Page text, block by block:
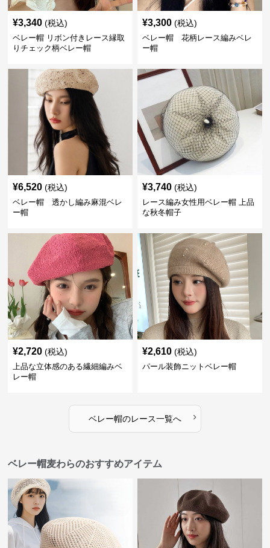
¥3,340 (税込)
ベレー帽 リボン付きレース縁取
りチェック柄ベレー帽
¥3,300 (税込)
ベレー帽 花柄レース編みベレ
ー帽
¥6,520 (税込)
ベレー帽 透かし編み麻混ベレ
ー帽
¥3,740 (税込)
レース編み女性用ベレー帽 上品
な秋冬帽子
¥2,720 (税込)
上品な立体感のある繊細編みベ
レー帽
¥2,610 (税込)
パール装飾ニットベレー帽
ベレー帽のレース一覧へ ›
ベレー帽麦わらのおすすめアイテム